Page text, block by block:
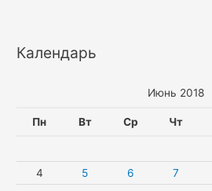
Календарь
Июнь 2018
Пн Вт Ср Чт
4
5 6 7